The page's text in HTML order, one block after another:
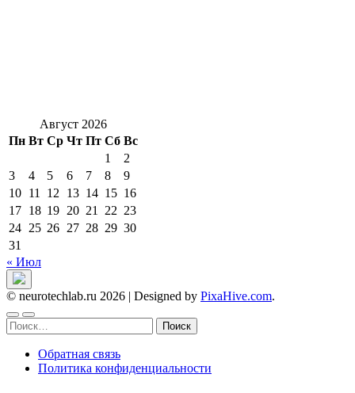
Август 2026
Пн Вт Ср Чт Пт Сб Вс
1
2
3
4 5 6 7 8
9
10 11 12 13 14 15 16
17 18 19 20 21 22 23
24 25 26 27 28 29 30
31
« Июл
© neurotechlab.ru 2026 | Designed by PixaHive.com.
Найти:
Обратная связь
Политика конфиденциальности